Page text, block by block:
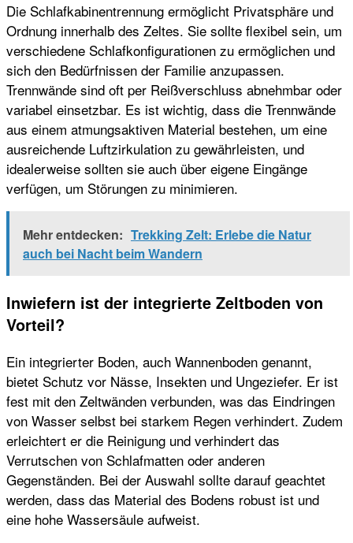
Die Schlafkabinentrennung ermöglicht Privatsphäre und
Ordnung innerhalb des Zeltes. Sie sollte flexibel sein, um
verschiedene Schlafkonfigurationen zu ermöglichen und
sich den Bedürfnissen der Familie anzupassen.
Trennwände sind oft per Reißverschluss abnehmbar oder
variabel einsetzbar. Es ist wichtig, dass die Trennwände
aus einem atmungsaktiven Material bestehen, um eine
ausreichende Luftzirkulation zu gewährleisten, und
idealerweise sollten sie auch über eigene Eingänge
verfügen, um Störungen zu minimieren.
Mehr entdecken: Trekking Zelt: Erlebe die Natur
auch bei Nacht beim Wandern
Inwiefern ist der integrierte Zeltboden von
Vorteil?
Ein integrierter Boden, auch Wannenboden genannt,
bietet Schutz vor Nässe, Insekten und Ungeziefer. Er ist
fest mit den Zeltwänden verbunden, was das Eindringen
von Wasser selbst bei starkem Regen verhindert. Zudem
erleichtert er die Reinigung und verhindert das
Verrutschen von Schlafmatten oder anderen
Gegenständen. Bei der Auswahl sollte darauf geachtet
werden, dass das Material des Bodens robust ist und
eine hohe Wassersäule aufweist.